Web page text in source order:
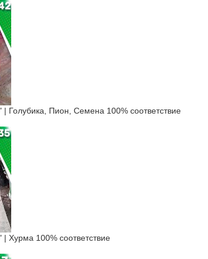
Пион, Семена 100% соответствие
100% соответствие